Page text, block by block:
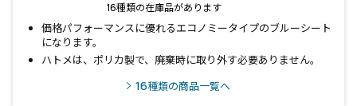
16種類の在庫品があります
価格パフォーマンスに優れるエコノミータイプのブルーシート
になります。
ハトメは、ポリカ製で、廃棄時に取り外す必要ありません。
16種類の商品一覧へ